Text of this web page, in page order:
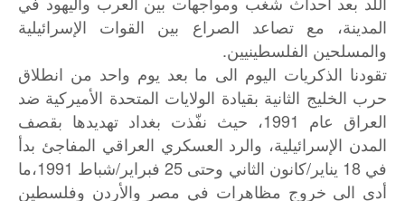
المدينة، مع تصاعد الصراع بين القوات الإسرائيلية
والمسلحين الفلسطينيين.
تقودنا الذكريات اليوم الى ما بعد يوم واحد من انطلاق
حرب الخليج الثانية بقيادة الولايات المتحدة الأميركية ضد
العراق عام 1991، حيث نفّذت بغداد تهديدها بقصف
المدن الإسرائيلية، والرد العسكري العراقي المفاجئ بدأ
في 18 يناير/كانون الثاني وحتى 25 فبراير/شباط 1991،ما
أدى الى خروج مظاهرات في مصر والأردن وفلسطين